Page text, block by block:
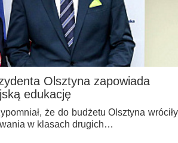
Olsztyna zapowiada
edukację
że do budżetu Olsztyna wróciły
w klasach drugich…